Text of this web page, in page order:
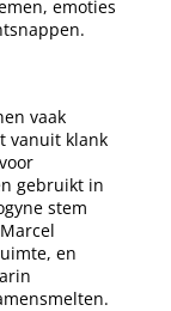
emoties
vaak
vanuit klank
gebruikt in
stem
en